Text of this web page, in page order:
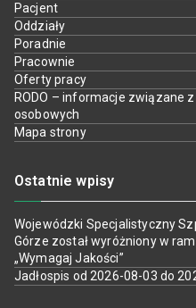
Pacjent
Oddziały
Poradnie
Pracownie
Oferty pracy
RODO – informacje związane
osobowych
Mapa strony
Ostatnie wpisy
Wojewódzki Specjalistyczny
Górze został wyróżniony w
„Wymagaj Jakości”
Jadłospis od 2026-08-03 do